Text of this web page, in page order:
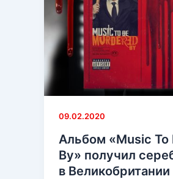
09.02.2020
Альбом «Music To
By» получил
в Великобритании